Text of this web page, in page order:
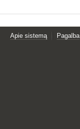
Apie sistemą Pagalba